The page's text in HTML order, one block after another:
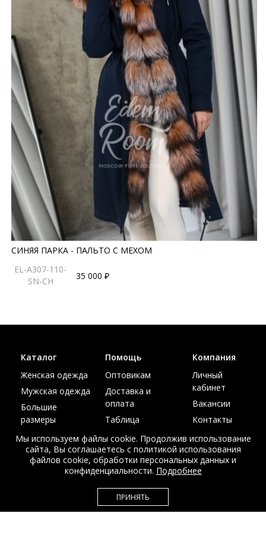
СИНЯЯ ПАРКА - ПАЛЬТО С МЕХОМ
EL-A307-110-
SN-CH
35 000 ₽
© Интернет магазин верхней одежды из меха и кожи
EDEM-ROOM 2011-2026
Каталог
Женская одежда
Мужская одежда
Большие
размеры
Акции
Помощь
Оптовикам
Доставка и
оплата
Таблица
Компания
Личный
кабинет
Вакансии
Контакты
Мы используем файлы cookie. Продолжив использование
сайта, Вы соглашаетесь с политикой использования
файлов cookie, обработки персональных данных и
конфиденциальности. Подробнее
ПРИНЯТЬ